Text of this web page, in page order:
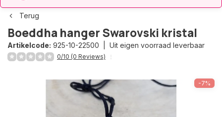
Terug
Boeddha hanger Swarovski kristal
Artikelcode: 925-10-22500 | Uit eigen voorraad leverbaar
0/10 (0 Reviews)
-7%